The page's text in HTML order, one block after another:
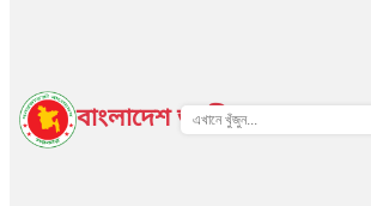
বাংলাদেশ জাতীয় তথ্য বাতায়ন